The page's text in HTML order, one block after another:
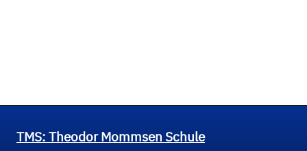
TMS: Theodor Mommsen Schule